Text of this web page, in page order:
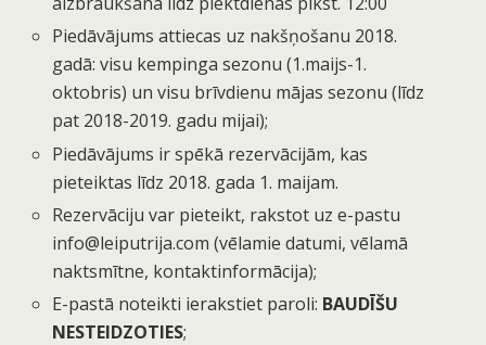
Piedāvājums attiecas uz nakšņošanu 2018.
gadā: visu kempinga sezonu (1.maijs-1.
oktobris) un visu brīvdienu mājas sezonu (līdz
pat 2018-2019. gadu mijai);
Piedāvājums ir spēkā rezervācijām, kas
pieteiktas līdz 2018. gada 1. maijam.
Rezervāciju var pieteikt, rakstot uz e-pastu
info@leiputrija.com (vēlamie datumi, vēlamā
naktsmītne, kontaktinformācija);
E-pastā noteikti ierakstiet paroli: BAUDĪŠU
NESTEIDZOTIES;